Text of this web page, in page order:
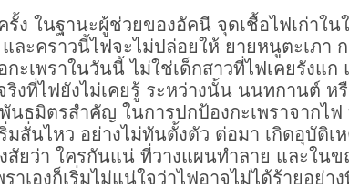
รั้ง ในฐานะผู้ช่วยของอัคนี จุดเชื้อไฟเก่าใ
ละคราวนี้ไฟจะไม่ปล่อยให้ ยายหนูตะเภา
ะเพราในวันนี้ ไม่ใช่เด็กสาวที่ไฟเคยรังแ
งที่ไฟยังไม่เคยรู้ ระหว่างนั้น นนทกานต์
นธมิตรสำคัญ ในการปกป้องกะเพราจากไ
มสั่นไหว อย่างไม่ทันตั้งตัว ต่อมา เกิดอุบัติเ
สัยว่า ใครกันแน่ ที่วางแผนทำลาย และใน
าเองก็เริ่มไม่แน่ใจว่าไฟอาจไม่ได้ร้ายอย่า